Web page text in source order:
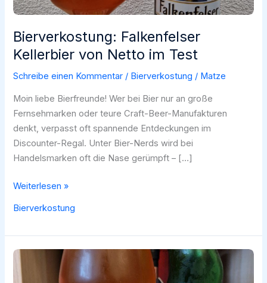
Bierverkostung: Falkenfelser
Kellerbier von Netto im Test
Schreibe einen Kommentar / Bierverkostung / Matze
Moin liebe Bierfreunde! Wer bei Bier nur an große
Fernsehmarken oder teure Craft-Beer-Manufakturen
denkt, verpasst oft spannende Entdeckungen im
Discounter-Regal. Unter Bier-Nerds wird bei
Handelsmarken oft die Nase gerümpft – […]
Bierverkostung:
im
Test
Weiterlesen »
Bierverkostung